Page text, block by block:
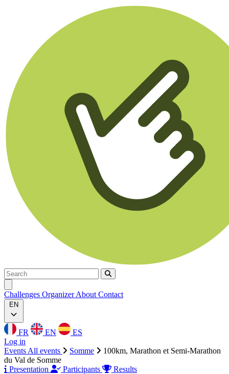
Search
Search
Challenges OrganizerAbout Contact
EN
FR EN
ES
Log in
Events All events Somme
100km, Marathon et Semi-Marathon
du Val de Somme
Presentation
Participants Results